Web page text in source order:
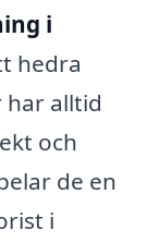
i
hedra
har alltid
och
de en
i